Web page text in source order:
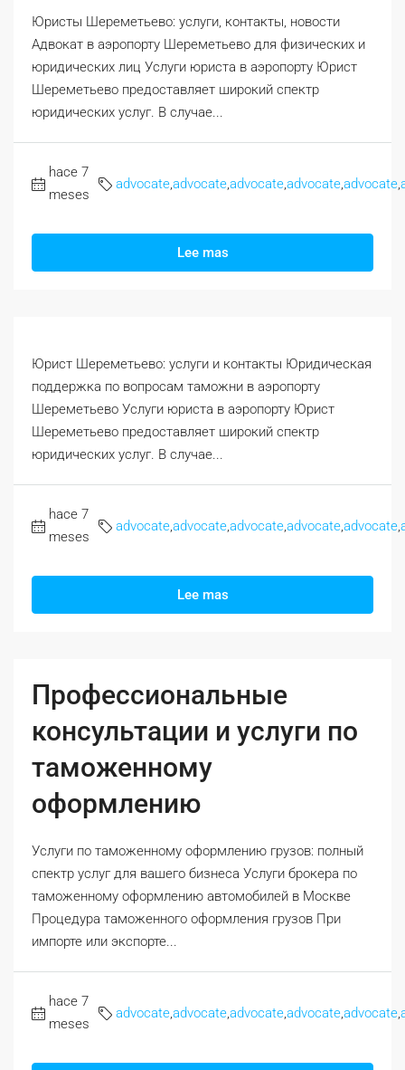
Юристы Шереметьево: услуги, контакты, новости
Адвокат в аэропорту Шереметьево для физических и
юридических лиц Услуги юриста в аэропорту Юрист
Шереметьево предоставляет широкий спектр
юридических услуг. В случае...
hace 7
meses
advocateadvocateadvocateadvocateadvocate
Lee mas
Юрист Шереметьево: услуги и контакты Юридическая
поддержка по вопросам таможни в аэропорту
Шереметьево Услуги юриста в аэропорту Юрист
Шереметьево предоставляет широкий спектр
юридических услуг. В случае...
hace 7
meses
advocateadvocateadvocateadvocateadvocate
Lee mas
Профессиональные
консультации и услуги по
таможенному
оформлению
Услуги по таможенному оформлению грузов: полный
спектр услуг для вашего бизнеса Услуги брокера по
таможенному оформлению автомобилей в Москве
Процедура таможенного оформления грузов При
импорте или экспорте...
hace 7
meses
advocateadvocateadvocateadvocateadvocate